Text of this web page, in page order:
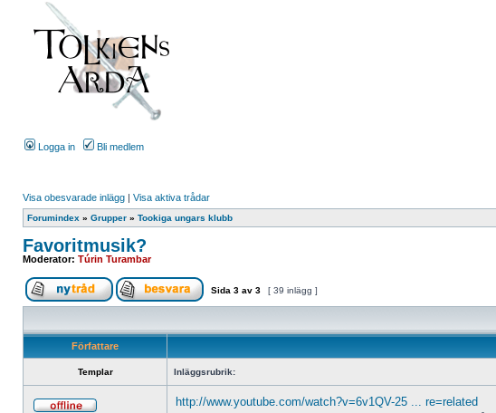
Logga in Bli medlem
Visa obesvarade inlägg | Visa aktiva trådar
Forumindex » Grupper » Tookiga ungars klubb
Favoritmusik?
Moderator: Túrin Turambar
Sida 3 av 3 [ 39 inlägg ]
Författare
Templar Inläggsrubrik:
http://www.youtube.com/watch?v=6v1QV-25 ... re=related